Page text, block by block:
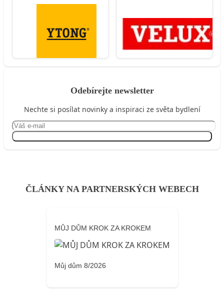
Odebírejte newsletter
Nechte si posílat novinky a inspiraci ze světa bydlení
ČLÁNKY NA PARTNERSKÝCH WEBECH
MŮJ DŮM KROK ZA KROKEM
Můj dům 8/2026